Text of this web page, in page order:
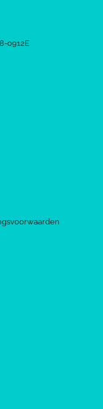
0912E